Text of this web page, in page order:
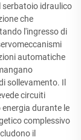
serbatoio idraulico
che
l'ingresso di
automatiche
sollevamento. Il
circuiti
durante le
complessivo
il